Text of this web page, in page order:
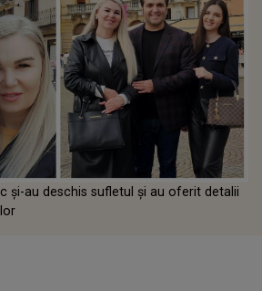
și-au deschis sufletul și au oferit detalii